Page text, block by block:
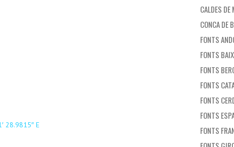
28.9815″ E
CALDES DE
CONCA DE
FONTS
FONTS
FONTS
FONTS
FONTS
FONTS
FONTS